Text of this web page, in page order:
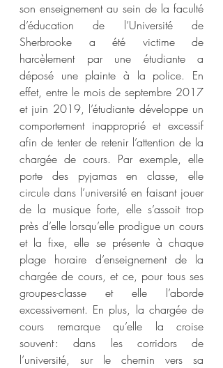
son enseignement au sein de la faculté
d’éducation de l’Université de
Sherbrooke a été victime de
harcèlement par une étudiante a
déposé une plainte à la police. En
effet, entre le mois de septembre 2017
et juin 2019, l’étudiante développe un
comportement inapproprié et excessif
afin de tenter de retenir l’attention de la
chargée de cours. Par exemple, elle
porte des pyjamas en classe, elle
circule dans l’université en faisant jouer
de la musique forte, elle s’assoit trop
près d’elle lorsqu’elle prodigue un cours
et la fixe, elle se présente à chaque
plage horaire d’enseignement de la
chargée de cours, et ce, pour tous ses
groupes-classe et elle l’aborde
excessivement. En plus, la chargée de
cours remarque qu’elle la croise
souvent : dans les corridors de
l’université, sur le chemin vers sa